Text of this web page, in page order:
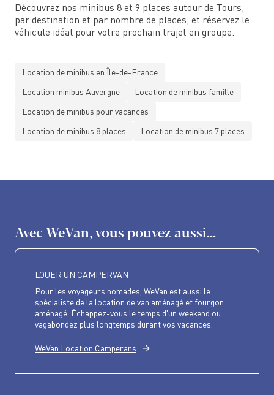
Découvrez nos minibus 8 et 9 places autour de Tours,
par destination et par nombre de places, et réservez le
véhicule idéal pour votre prochain trajet en groupe.
Location de minibus en Île-de-France
Location minibus Auvergne
Location de minibus famille
Location de minibus pour vacances
Location de minibus 8 places
Location de minibus 7 places
Avec WeVan, vous pouvez aussi...
LOUER UN CAMPERVAN
Pour les voyageurs nomades, WeVan est aussi le
spécialiste de la location de van aménagé et fourgon
aménagé. Échappez-vous le temps d'un weekend ou
vagabondez plus longtemps durant vos vacances.
WeVan Location Camperans